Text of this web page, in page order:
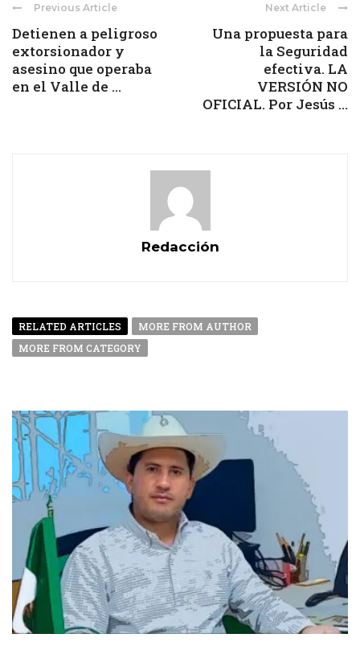
Previous Article
Detienen a peligroso
extorsionador y
asesino que operaba
en el Valle de ...
Next Article
Una propuesta para
la Seguridad
efectiva. LA
VERSIÓN NO
OFICIAL. Por Jesús ...
Redacción
RELATED ARTICLES
MORE FROM AUTHOR
MORE FROM CATEGORY